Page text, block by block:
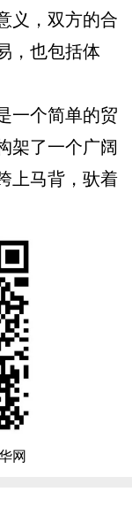
义，双方的合
，也包括体
个简单的贸
架了一个广阔
上马背，驮着
网